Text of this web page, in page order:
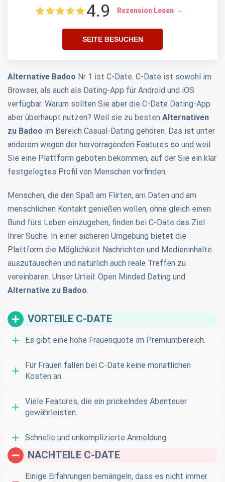
4.9 Rezension Lesen
SEITE BESUCHEN
Alternative Badoo Nr 1 ist C-Date. C-Date ist sowohl im
Browser, als auch als Dating-App für Android und iOS
verfügbar. Warum sollten Sie aber die C-Date Dating-App
aber überhaupt nutzen? Weil sie zu besten Alternativen
zu Badoo im Bereich Casual-Dating gehören. Das ist unter
anderem wegen der hervorragenden Features so und weil
Sie eine Plattform geboten bekommen, auf der Sie ein klar
festgelegtes Profil von Menschen vorfinden.
Menschen, die den Spaß am Flirten, am Daten und am
menschlichen Kontakt genießen wollen, ohne gleich einen
Bund fürs Leben einzugehen, finden bei C-Date das Ziel
Ihrer Suche. In einer sicheren Umgebung bietet die
Plattform die Möglichkeit Nachrichten und Medieninhalte
auszutauschen und natürlich auch reale Treffen zu
vereinbaren. Unser Urteil: Open Minded Dating und
Alternative zu Badoo.
VORTEILE C-DATE
Es gibt eine hohe Frauenquote im Premiumbereich.
Für Frauen fallen bei C-Date keine monatlichen
Kosten an.
Viele Features, die ein prickelndes Abenteuer
gewährleisten.
Schnelle und unkomplizierte Anmeldung.
NACHTEILE C-DATE
Einige Erfahrungen bemängeln, dass es nicht immer